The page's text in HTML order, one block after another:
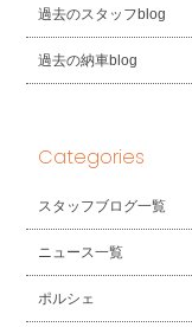
過去のスタッフblog
過去の納車blog
Categories
スタッフブログ一覧
ニュース一覧
ポルシェ